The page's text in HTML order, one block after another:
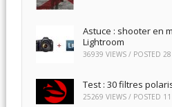
Astuce : shooter en
Lightroom
36939 VIEWS / POSTED
Test : 30 filtres
25269 VIEWS / POSTED